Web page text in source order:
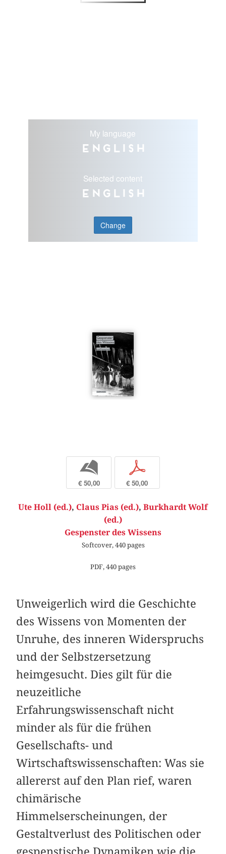
My language
English
Selected content
English
Change
b
€ 50,00
p
€ 50,00
Ute Holl (ed.), Claus Pias (ed.), Burkhardt Wolf
(ed.)
Gespenster des Wissens
Softcover, 440 pages
PDF, 440 pages
Unweigerlich wird die Geschichte
des Wissens von Momenten der
Unruhe, des inneren Widerspruchs
und der Selbstzersetzung
heimgesucht. Dies gilt für die
neuzeitliche
Erfahrungswissenschaft nicht
minder als für die frühen
Gesellschafts- und
Wirtschaftswissenschaften: Was sie
allererst auf den Plan rief, waren
chimärische
Himmelserscheinungen, der
Gestaltverlust des Politischen oder